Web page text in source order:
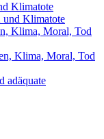
Klimatote
und Klimatote
Klima, Moral, Tod
Klima, Moral, Tod
adäquate